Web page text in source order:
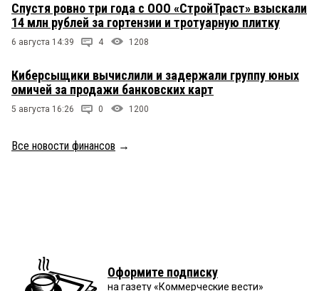
Спустя ровно три года с ООО «СтройТраст» взыскали
14 млн рублей за гортензии и тротуарную плитку
6 августа 14:39 4 1208
Киберсыщики вычислили и задержали группу юных
омичей за продажи банковских карт
5 августа 16:26 0 1200
Все новости финансов →
Оформите подписку
на газету «Коммерческие вести»